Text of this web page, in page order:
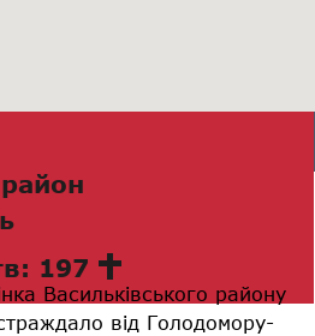
197
Васильківського району
від Голодомору-